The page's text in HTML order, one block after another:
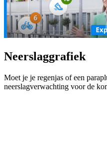
Neerslaggrafiek
Moet je je regenjas of een
neerslagverwachting voor de